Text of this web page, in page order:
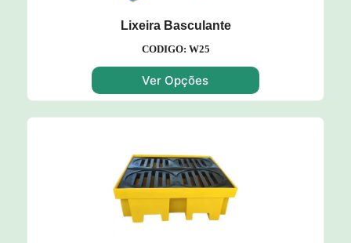
Lixeira Basculante
CODIGO: W25
Ver Opções